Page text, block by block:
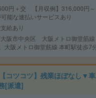
円＋交 【月収例】316,000円
能な速払いサービスあり
給あり
阪市中央区 大阪メトロ御堂筋線
大阪メトロ御堂筋線 本町駅徒歩7
コツコツ】残業ほぼなし▼
[派遣]